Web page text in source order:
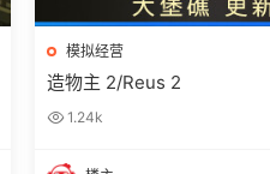
模拟经营
造物主 2/Reus 2
1.24k